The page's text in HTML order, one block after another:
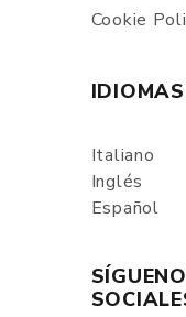
Cookie
Italiano
Inglés
Español